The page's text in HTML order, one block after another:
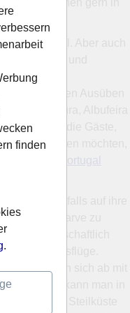
Disziplinen gern in
Portugal. Aber auch
und
beste
Ausüben
Vilamoura, Albufeira
Für die Gäste,
lassen möchten,
All Inclusive Portugal
an der Algarve zu
lange, landschaftlich
Ausflüge.
Mietwagen kann man in
- die Steilküste
finden
.